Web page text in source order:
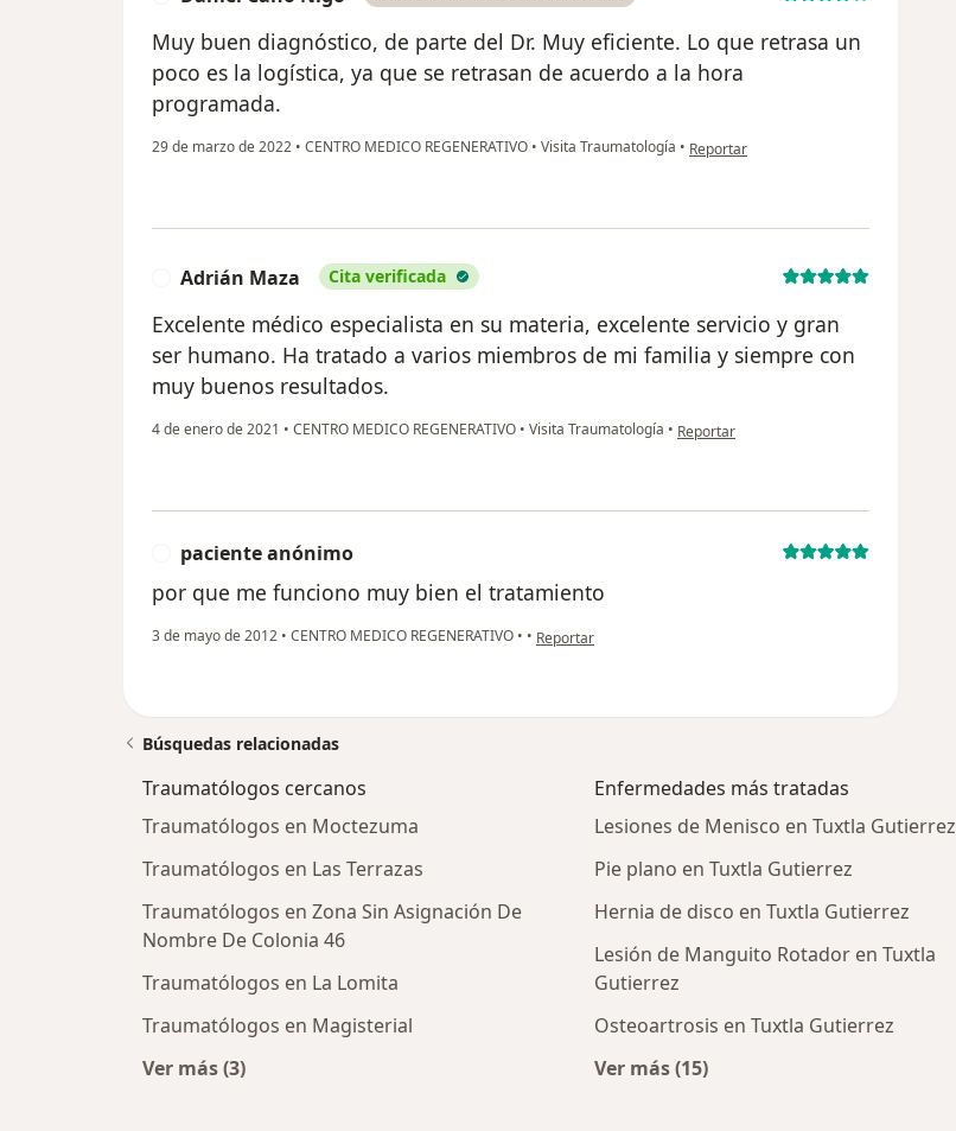
Muy buen diagnóstico, de parte del Dr. Muy eficiente. Lo que retrasa un
poco es la logística, ya que se retrasan de acuerdo a la hora
programada.
29 de marzo de 2022 • CENTRO MEDICO REGENERATIVO • Visita Traumatología • en opinión del usuario Daniel Cano Nigo
Reportar
Adrián Maza Cita verificada
Excelente médico especialista en su materia, excelente servicio y gran
ser humano. Ha tratado a varios miembros de mi familia y siempre con
muy buenos resultados.
4 de enero de 2021 • CENTRO MEDICO REGENERATIVO • Visita Traumatología • en opinión del usuario Adrián Maza
Reportar
paciente anónimo
por que me funciono muy bien el tratamiento
3 de mayo de 2012 • CENTRO MEDICO REGENERATIVO • • en opinión del usuario paciente anónimo
Reportar
Búsquedas relacionadas
Traumatólogos cercanos
Traumatólogos en Moctezuma
Traumatólogos en Las Terrazas
Traumatólogos en Zona Sin Asignación De
Nombre De Colonia 46
Traumatólogos en La Lomita
Traumatólogos en Magisterial
Ver más (3)
Enfermedades más tratadas
Lesiones de Menisco en Tuxtla Gutierrez
Pie plano en Tuxtla Gutierrez
Hernia de disco en Tuxtla Gutierrez
Lesión de Manguito Rotador en Tuxtla
Gutierrez
Osteoartrosis en Tuxtla Gutierrez
Ver más (15)